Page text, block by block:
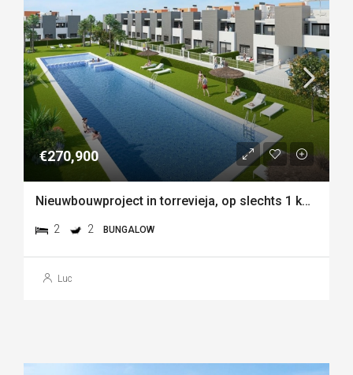
€270,900
Nieuwbouwproject in torrevieja, op slechts 1 km van de zee
2 2 BUNGALOW
Luc